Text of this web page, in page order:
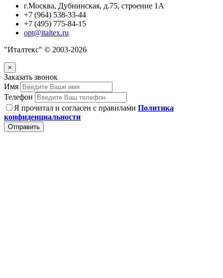
г.Москва, Дубнинская, д.75, строение 1А
+7 (964) 538-33-44
+7 (495) 775-84-15
opt@italtex.ru
"Италтекс" © 2003-2026
×
Заказать звонок
Имя
Телефон
Я прочитал и согласен с правилами Политика
конфиденциальности
Отправить